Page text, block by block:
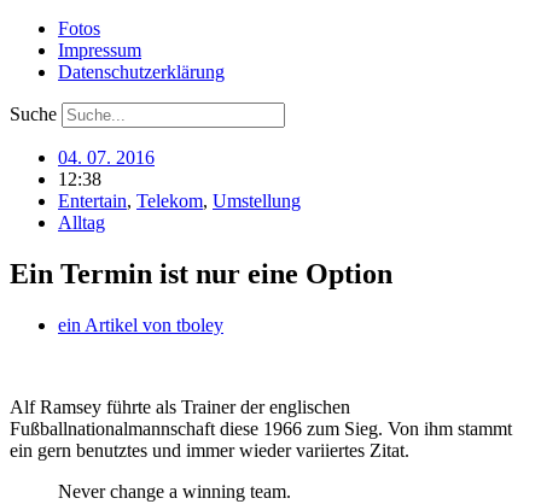
Fotos
Impressum
Datenschutzerklärung
Suche
04. 07. 2016
12:38
Entertain, Telekom, Umstellung
Alltag
Ein Termin ist nur eine Option
ein Artikel von tboley
Alf Ramsey führte als Trainer der englischen
Fußballnationalmannschaft diese 1966 zum Sieg. Von ihm stammt
ein gern benutztes und immer wieder variiertes Zitat.
Never change a winning team.